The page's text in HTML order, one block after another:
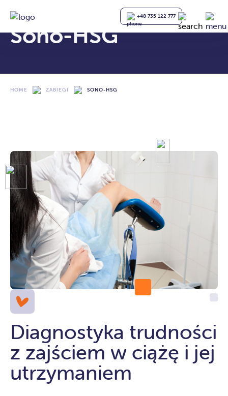
+48 735 122 777
Sono-HSG
HOME ZABIEGI SONO-HSG
Diagnostyka trudności
z zajściem w ciążę i jej
utrzymaniem